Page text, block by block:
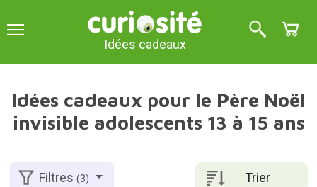
Idées cadeaux
Idées cadeaux pour le Père Noël
invisible adolescents 13 à 15 ans
Trier
Filtres(3)